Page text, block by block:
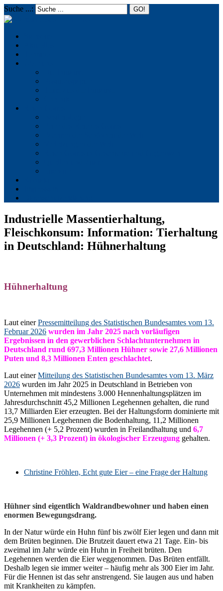
Suche ...:
Industrielle Massentierhaltung,
Fleischkonsum: Information: Tierhaltung
in Deutschland: Hühnerhaltung
Hühnerhaltung
Laut einerPressemitteilung des Statistischen Bundesamtes vom 13.
Februar 2026 wurden im Jahr 2025 nach vorläufigen
Ergebnissen in den gewerblichen Schlachtunternehmen in
Deutschland rund 697,3 Millionen Hühner sowie 27,6 Millionen
Puten und 8,3 Millionen Enten geschlachtet.
Laut einerMitteilung des Statistischen Bundesamtes vom 13. März
2026 wurden im Jahr 2025 in Deutschland in Betrieben von
Unternehmen mit mindestens 3.000 Hennenhaltungsplätzen im
Jahresdurchschnitt 45,2 Millionen Legehennen gehalten, die rund
13,7 Milliarden Eier erzeugten. Bei der Haltungsform dominierte mit
25,9 Millionen Legehennen die Bodenhaltung, 11,2 Millionen
Legehennen (+ 5,2 Prozent) wurden in Freilandhaltung und 6,7
Millionen (+ 3,3 Prozent) in ökologischer Erzeugung gehalten.
Christine Fröhlen, Echt gute Eier – eine Frage der Haltung
Hühner sind eigentlich Waldrandbewohner und haben einen
enormen Bewegungsdrang.
In der Natur würde ein Huhn fünf bis zwölf Eier legen und dann mit
dem Brüten beginnen. Die Brutzeit dauert etwa 21 Tage. Ein- bis
zweimal im Jahr würde ein Huhn in Freiheit brüten. Den
Legehennen werden die Eier weggenommen. Das Brüten entfällt.
Deshalb legen sie immer weiter – häufig mehr als 300 Eier im Jahr.
Für die Hennen ist das sehr anstrengend. Sie laugen aus und haben
mit Krankheiten zu kämpfen.